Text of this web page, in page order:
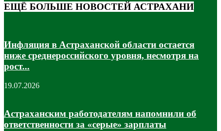
ЕЩЁ БОЛЬШЕ НОВОСТЕЙ АСТРАХАНИ
Инфляция в Астраханской области остается
ниже среднероссийского уровня, несмотря на
рост...
19.07.2026
Астраханским работодателям напомнили об
ответственности за «серые» зарплаты